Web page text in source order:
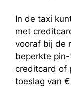
In de taxi
met
vooraf bij de
beperkte
creditcard of
toeslag van